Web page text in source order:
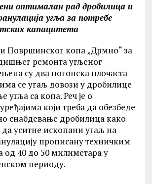
оптималан рад дробилица и
угља за потребе
капацитета
Површинског копа „Дрмно“ за
ремонта угљеног
су два погонска плочаста
се угаљ довози у дробилице
угља са копа. Реч је о
који треба да обезбеде
снабдевање дробилица како
уситне ископани угаљ на
прописану техничким
од 40 до 50 милиметара у
периоду.